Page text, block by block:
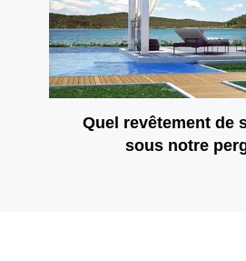
Quel revêtement de
sous notre